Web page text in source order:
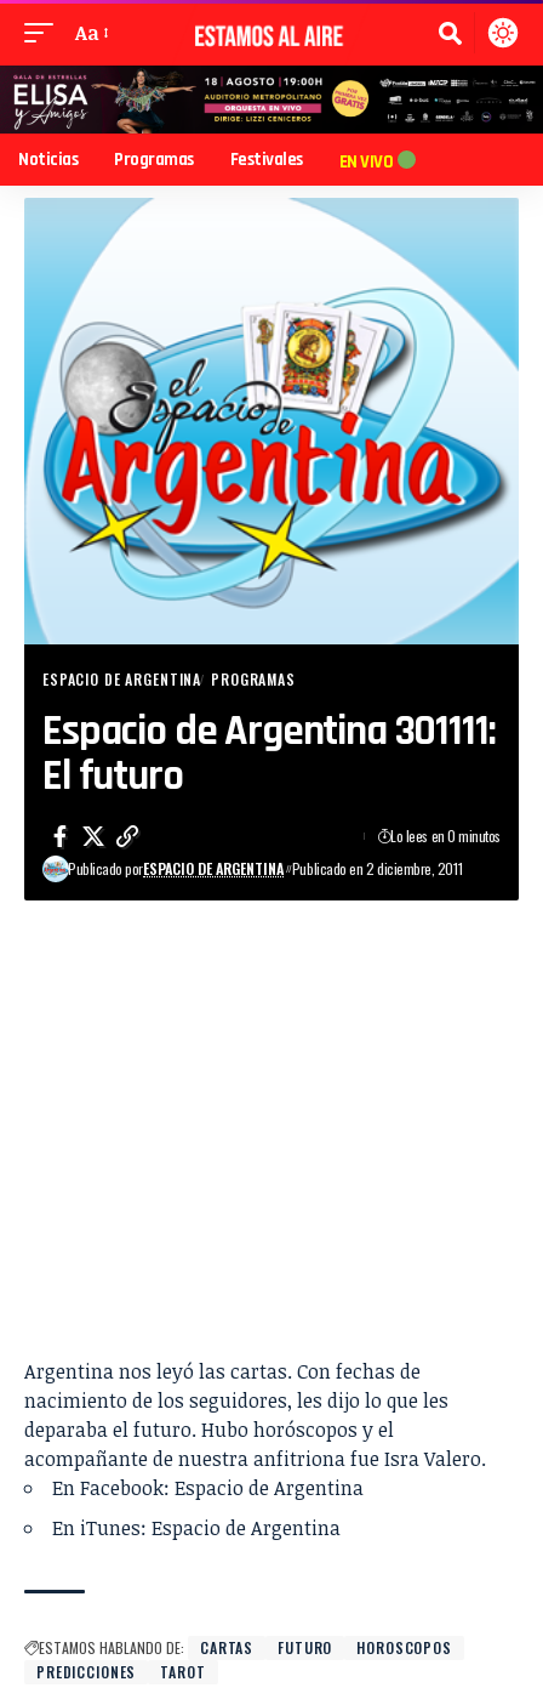
Aa
Noticias Programas Festivales EN VIVO
ESPACIO DE ARGENTINA PROGRAMAS
Espacio de Argentina 301111:
El futuro
Publicado porESPACIO DE ARGENTINA Publicado en 2 diciembre, 2011
Lo lees en 0 minutos
Argentina nos leyó las cartas. Con fechas de
nacimiento de los seguidores, les dijo lo que les
deparaba el futuro. Hubo horóscopos y el
acompañante de nuestra anfitriona fue Isra Valero.
En Facebook: Espacio de Argentina
En iTunes: Espacio de Argentina
ESTAMOS HABLANDO DE: CARTAS FUTURO
HOROSCOPOS
PREDICCIONES
TAROT